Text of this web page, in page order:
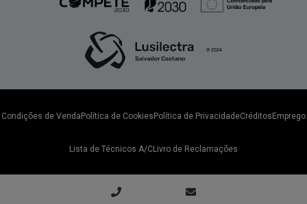
Condições de VendaPolítica de CookiesPolítica de PrivacidadeCréditosEmprego
Lista de Técnicos A/CLivro de Reclamações